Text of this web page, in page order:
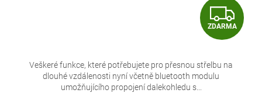
Z
D
ZDARMA
Veškeré funkce, které potřebujete pro přesnou střelbu na
dlouhé vzdálenosti nyní včetně bluetooth modulu
umožňujícího propojení dalekohledu s...